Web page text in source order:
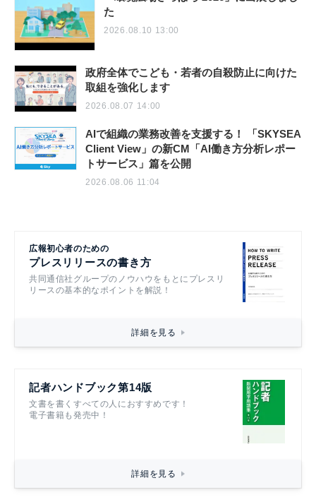
た
2026.08.10 13:00
政府全体でこども・若者の自殺防止に向けた
取組を強化します
2026.08.07 14:00
AIで組織の業務改善を支援する！ 「SKYSEA
Client View」の新CM「AI働き方分析レポー
トサービス」篇を公開
2026.08.06 11:04
広報初心者のための
プレスリリースの書き方
共同通信社グループのノウハウをもとにプレスリ
リースの基本的なポイントを解説！
詳細を見る
記者ハンドブック第14版
文書を書くすべての人におすすめです！
電子書籍も発売中！
詳細を見る